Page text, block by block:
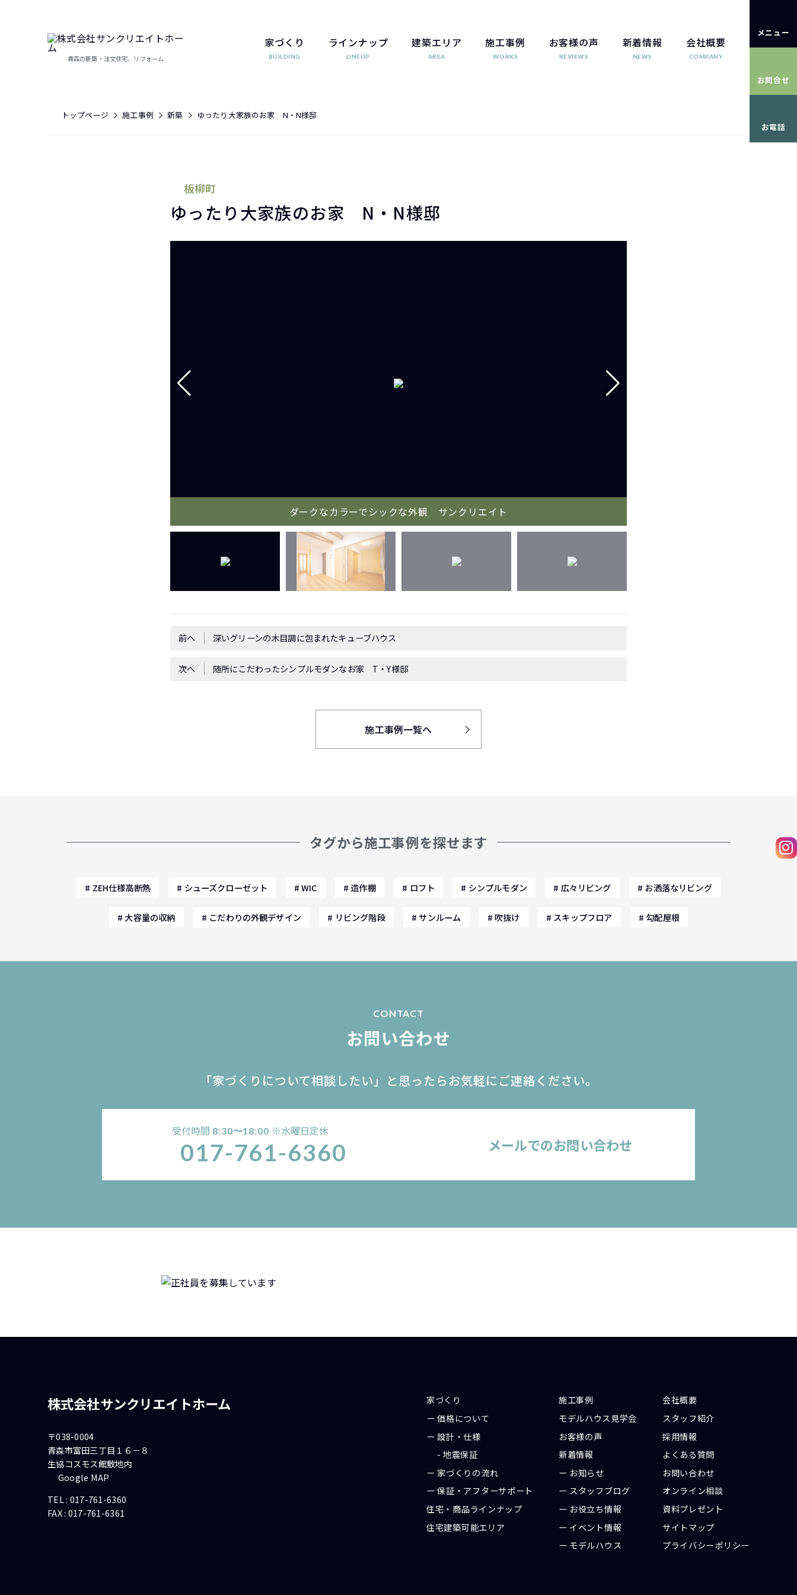
青森の新築・注文住宅、リフォーム
家づくり
BUILDING
ラインナップ
LINEUP
建築エリア
AREA
施工事例
WORKS
お客様の声
REVIEWS
新着情報
NEWS
会社概要
COMPANY
メニュー
お問合せ
お電話
トップページ 施工事例 新築 ゆったり大家族のお家 N・N様邸
板柳町
ゆったり大家族のお家 N・N様邸
ダークなカラーでシックな外観 サンクリエイト
前へ 深いグリーンの木目調に包まれたキューブハウス
次へ 随所にこだわったシンプルモダンなお家 T・Y様邸
施工事例一覧へ
タグから施工事例を探せます
ZEH仕様高断熱 シューズクローゼット WIC 造作棚 ロフト シンプルモダン 広々リビング お洒落なリビング
大容量の収納 こだわりの外観デザイン リビング階段 サンルーム 吹抜け スキップフロア 勾配屋根
CONTACT
お問い合わせ
「家づくりについて相談したい」 と思ったらお気軽にご連絡ください。
受付時間 8:30〜18:00 ※水曜日定休
017-761-6360 メールでのお問い合わせ
株式会社サンクリエイトホーム
〒038-0004
青森市富田三丁目１６－８
生協コスモス館敷地内
Google MAP
TEL : 017-761-6360
FAX : 017-761-6361
家づくり
価格について
設計・仕様
地震保証
家づくりの流れ
保証・アフターサポート
住宅・商品ラインナップ
住宅建築可能エリア
施工事例
モデルハウス見学会
お客様の声
新着情報
お知らせ
スタッフブログ
お役立ち情報
イベント情報
モデルハウス
会社概要
スタッフ紹介
採用情報
よくある質問
お問い合わせ
オンライン相談
資料プレゼント
サイトマップ
プライバシーポリシー